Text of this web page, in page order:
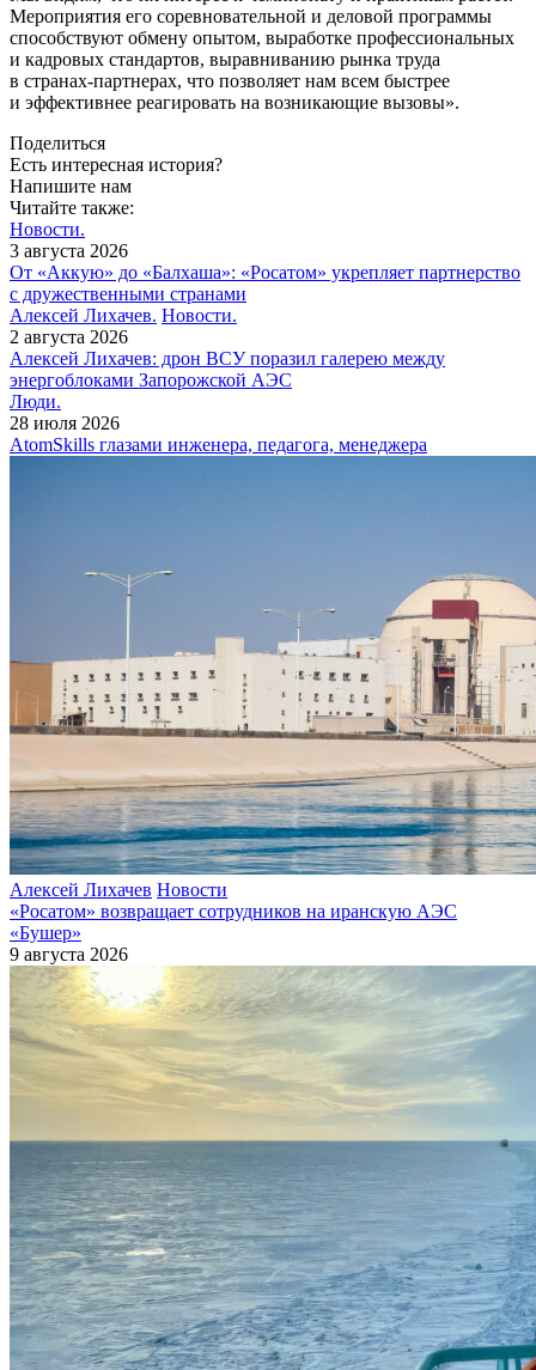
Мероприятия его соревновательной и деловой программы
способствуют обмену опытом, выработке профессиональных
и кадровых стандартов, выравниванию рынка труда
в странах-­партнерах, что позволяет нам всем быстрее
и эффективнее реагировать на возникающие вызовы».
Поделиться
Есть интересная история?
Напишите нам
Читайте также:
Новости.
3 августа 2026
От «Аккую» до «Балхаша»: «Росатом» укрепляет партнерство
с дружественными странами
Алексей Лихачев. Новости.
2 августа 2026
Алексей Лихачев: дрон ВСУ поразил галерею между
энергоблоками Запорожской АЭС
Люди.
28 июля 2026
AtomSkills глазами инженера, педагога, менеджера
Алексей Лихачев Новости
«Росатом» возвращает сотрудников на иранскую АЭС
«Бушер»
9 августа 2026